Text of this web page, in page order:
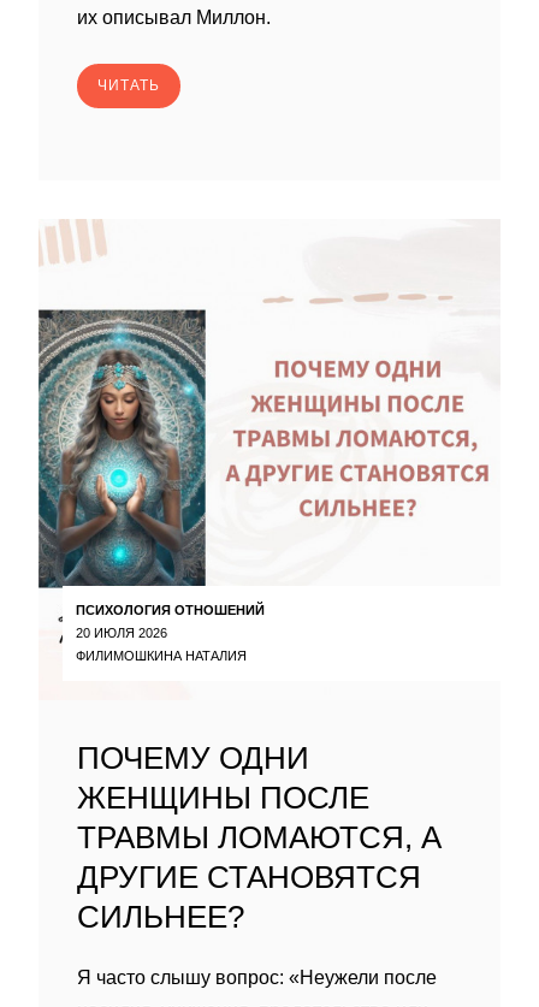
их описывал Миллон.
ЧИТАТЬ
ПСИХОЛОГИЯ ОТНОШЕНИЙ
20 ИЮЛЯ 2026
ФИЛИМОШКИНА НАТАЛИЯ
ПОЧЕМУ ОДНИ
ЖЕНЩИНЫ ПОСЛЕ
ТРАВМЫ ЛОМАЮТСЯ, А
ДРУГИЕ СТАНОВЯТСЯ
СИЛЬНЕЕ?
Я часто слышу вопрос: «Неужели после